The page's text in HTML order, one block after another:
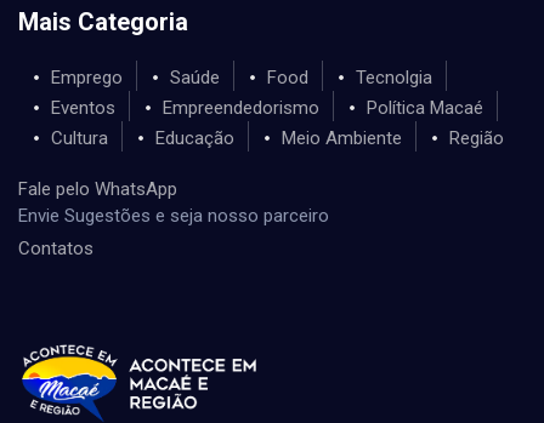
Mais Categoria
Emprego Saúde Food
Tecnolgia
Eventos
Empreendedorismo
Política Macaé
Cultura
Educação Meio Ambiente Região
Fale pelo WhatsApp
Envie Sugestões e seja nosso parceiro
Contatos